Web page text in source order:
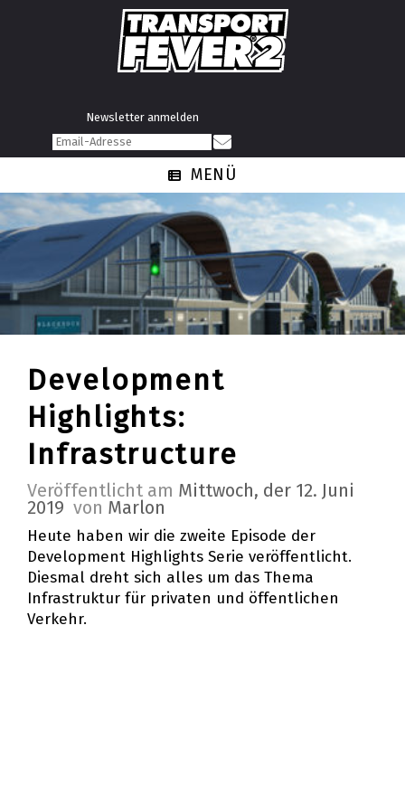
Newsletter anmelden
MENÜ
Development
Highlights:
Infrastructure
Veröffentlicht am Mittwoch, der 12. Juni
2019 von Marlon
Heute haben wir die zweite Episode der
Development Highlights Serie veröffentlicht.
Diesmal dreht sich alles um das Thema
Infrastruktur für privaten und öffentlichen
Verkehr.